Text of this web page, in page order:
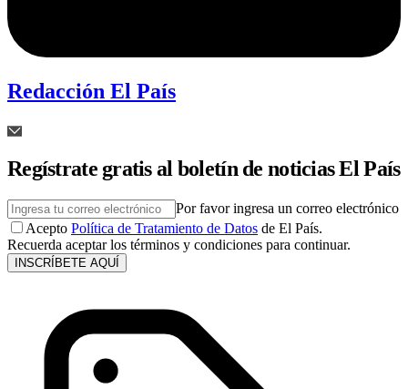
Redacción El País
Regístrate gratis al boletín de noticias El País
Por favor ingresa un correo electrónico
Acepto Política de Tratamiento de Datos de El País.
Recuerda aceptar los términos y condiciones para continuar.
INSCRÍBETE AQUÍ